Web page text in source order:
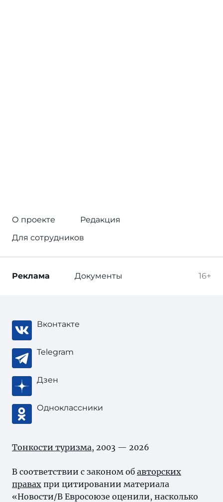
О проекте
Редакция
Для сотрудников
16+
Реклама Документы
Вконтакте
Telegram
Дзен
Одноклассники
Тонкости туризма, 2003 — 2026
В соответствии с законом об авторских
правах при цитировании материала
«Новости/В Евросоюзе оценили, насколько